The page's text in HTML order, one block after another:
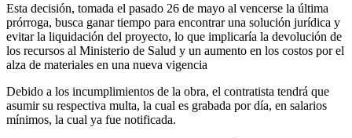
Esta decisión, tomada el pasado 26 de mayo al vencerse la última
prórroga, busca ganar tiempo para encontrar una solución jurídica y
evitar la liquidación del proyecto, lo que implicaría la devolución de
los recursos al Ministerio de Salud y un aumento en los costos por el
alza de materiales en una nueva vigencia
Debido a los incumplimientos de la obra, el contratista tendrá que
asumir su respectiva multa, la cual es grabada por día, en salarios
mínimos, la cual ya fue notificada.